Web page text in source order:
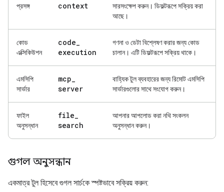
প্রসঙ্গ
context
সারসংক্ষেপ করুন। ডিফল্টরূপে সক্রিয় করা
আছে।
কোড
এক্সিকিউশন
code_
execution
গণনা ও ডেটা বিশ্লেষণ করার জন্য কোড
চালান। এটি ডিফল্টরূপে সক্রিয় থাকে।
এমসিপি
সার্ভার
mcp_
server
বাহ্যিক টুল ব্যবহারের জন্য রিমোট এমসিপি
সার্ভারগুলোর সাথে সংযোগ করুন।
ফাইল
অনুসন্ধান
file_
search
আপনার আপলোড করা নথি সংকলন
অনুসন্ধান করুন।
গুগল অনুসন্ধান
একমাত্র টুল হিসেবে গুগল সার্চকে স্পষ্টভাবে সক্রিয় করুন: